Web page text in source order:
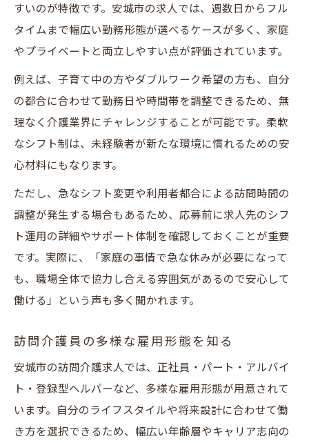
すいのが特徴です。安城市の求人では、週数日からフル
タイムまで幅広い勤務形態が選べるケースが多く、家庭
やプライベートと両立しやすい点が評価されています。
例えば、子育て中の方やダブルワーク希望の方も、自分
の都合に合わせて勤務日や時間帯を調整できるため、無
理なく介護業界にチャレンジすることが可能です。柔軟
なシフト制は、未経験者が新たな環境に慣れるための安
心材料にもなります。
ただし、急なシフト変更や利用者都合による訪問時間の
調整が発生する場合もあるため、応募前に求人先のシフ
ト運用の詳細やサポート体制を確認しておくことが重要
です。実際に、「家庭の事情で急な休みが必要になって
も、職場全体で協力し合える雰囲気があるので安心して
働ける」という声も多く聞かれます。
訪問介護員の多様な雇用形態を知る
安城市の訪問介護求人では、正社員・パート・アルバイ
ト・登録型ヘルパーなど、多様な雇用形態が用意されて
います。自分のライフスタイルや将来設計に合わせて働
き方を選択できるため、幅広い年齢層やキャリア志向の